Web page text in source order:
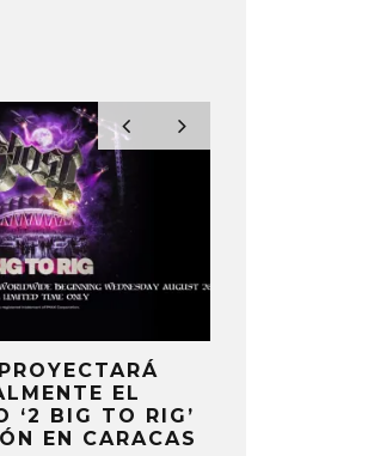
EL
‘2 BIG TO RIG’
EN CARACAS